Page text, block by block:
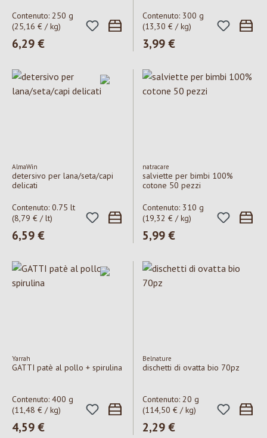
Contenuto: 250 g
(25,16 € / kg)
Prezzo normale:
6,29 €
Contenuto: 300 g
(13,30 € / kg)
Prezzo normale:
3,99 €
AlmaWin
detersivo per lana/seta/capi
delicati
Contenuto: 0.75 lt
(8,79 € / lt)
Prezzo normale:
6,59 €
natracare
salviette per bimbi 100%
cotone 50 pezzi
Contenuto: 310 g
(19,32 € / kg)
Prezzo normale:
5,99 €
Yarrah
GATTI patè al pollo + spirulina
Contenuto: 400 g
(11,48 € / kg)
Prezzo normale:
4,59 €
Belnature
dischetti di ovatta bio 70pz
Contenuto: 20 g
(114,50 € / kg)
Prezzo normale:
2,29 €